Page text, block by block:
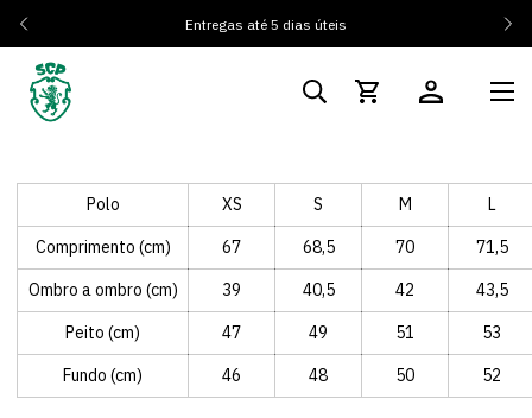
Entregas até 5 dias úteis
Polo XS S M
L
Comprimento (cm)
67 68,5 70
71,5
Ombro a ombro (cm)
39 40,5 42
43,5
Peito (cm)
47 49 51
53
Fundo (cm)
46 48 50 52